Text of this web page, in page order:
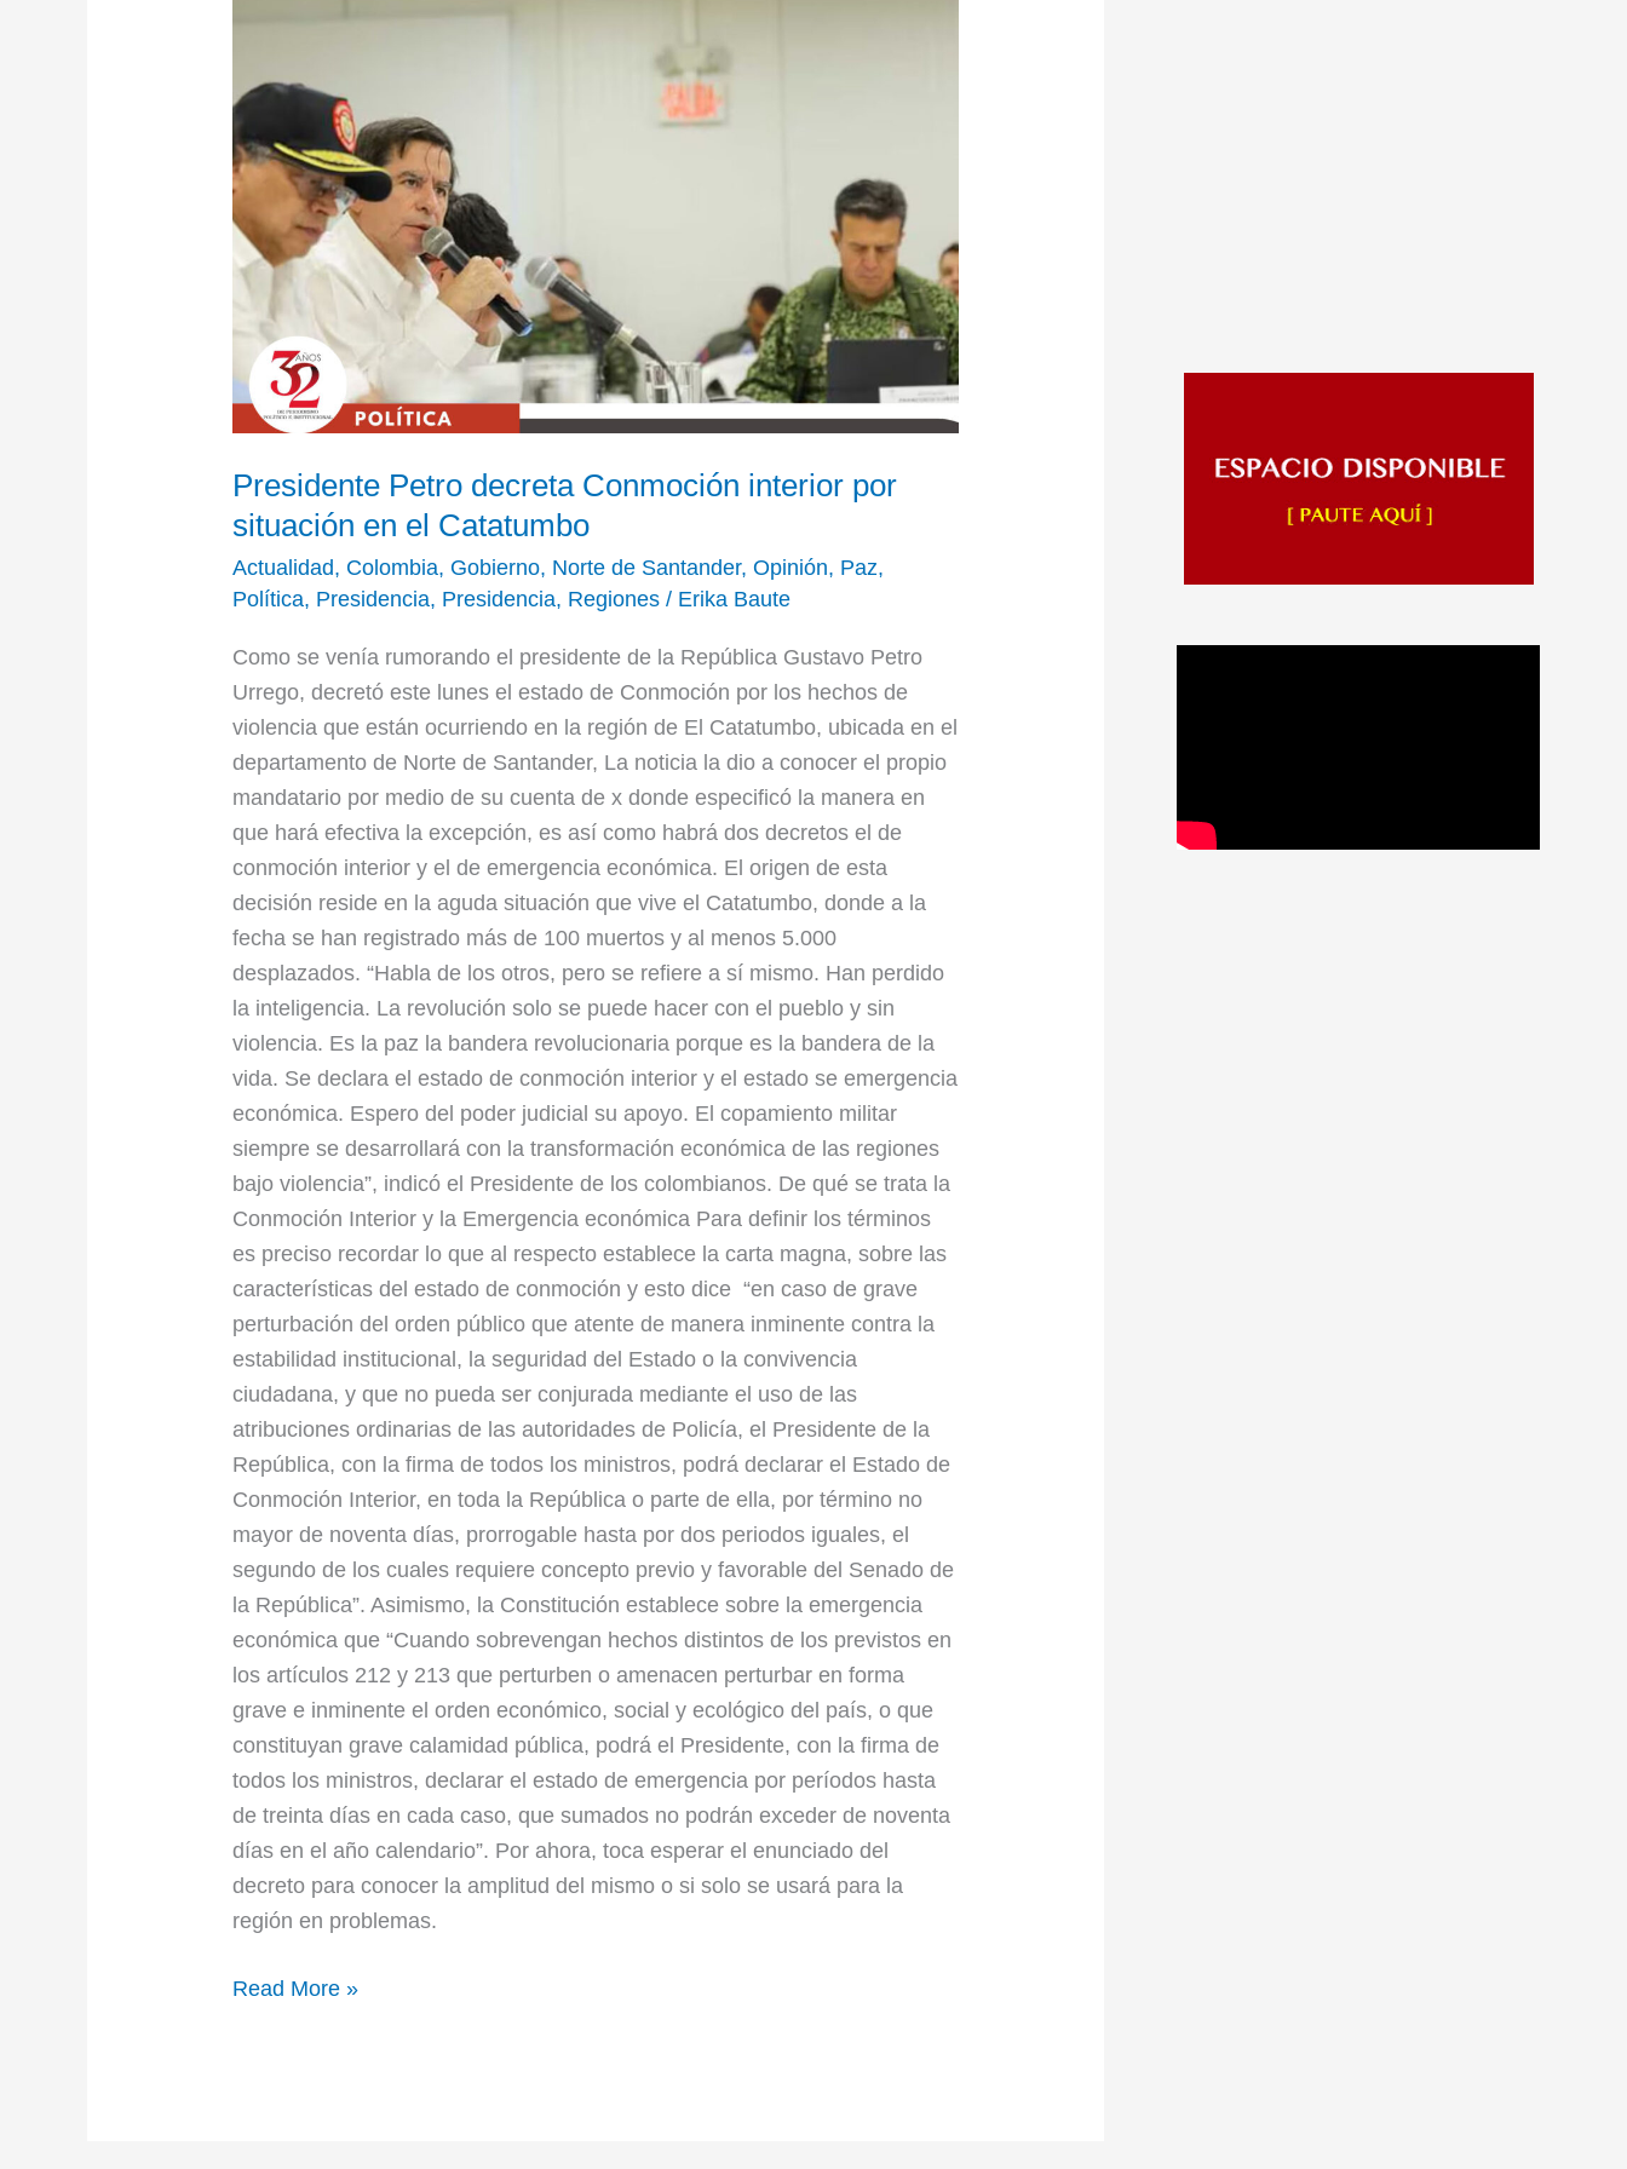
Presidente Petro decreta Conmoción interior por
situación en el Catatumbo
Actualidad, Colombia, Gobierno, Norte de Santander,Opinión, Paz,
Política, Presidencia, Presidencia, Regiones / Erika Baute
Como se venía rumorando el presidente de la República Gustavo Petro
Urrego, decretó este lunes el estado de Conmoción por los hechos de
violencia que están ocurriendo en la región de El Catatumbo, ubicada en el
departamento de Norte de Santander, La noticia la dio a conocer el propio
mandatario por medio de su cuenta de x donde especificó la manera en
que hará efectiva la excepción, es así como habrá dos decretos el de
conmoción interior y el de emergencia económica. El origen de esta
decisión reside en la aguda situación que vive el Catatumbo, donde a la
fecha se han registrado más de 100 muertos y al menos 5.000
desplazados. “Habla de los otros, pero se refiere a sí mismo. Han perdido
la inteligencia. La revolución solo se puede hacer con el pueblo y sin
violencia. Es la paz la bandera revolucionaria porque es la bandera de la
vida. Se declara el estado de conmoción interior y el estado se emergencia
económica. Espero del poder judicial su apoyo. El copamiento militar
siempre se desarrollará con la transformación económica de las regiones
bajo violencia”, indicó el Presidente de los colombianos. De qué se trata la
Conmoción Interior y la Emergencia económica Para definir los términos
es preciso recordar lo que al respecto establece la carta magna, sobre las
características del estado de conmoción y esto dice “en caso de grave
perturbación del orden público que atente de manera inminente contra la
estabilidad institucional, la seguridad del Estado o la convivencia
ciudadana, y que no pueda ser conjurada mediante el uso de las
atribuciones ordinarias de las autoridades de Policía, el Presidente de la
República, con la firma de todos los ministros, podrá declarar el Estado de
Conmoción Interior, en toda la República o parte de ella, por término no
mayor de noventa días, prorrogable hasta por dos periodos iguales, el
segundo de los cuales requiere concepto previo y favorable del Senado de
la República”. Asimismo, la Constitución establece sobre la emergencia
económica que “Cuando sobrevengan hechos distintos de los previstos en
los artículos 212 y 213 que perturben o amenacen perturbar en forma
grave e inminente el orden económico, social y ecológico del país, o que
constituyan grave calamidad pública, podrá el Presidente, con la firma de
todos los ministros, declarar el estado de emergencia por períodos hasta
de treinta días en cada caso, que sumados no podrán exceder de noventa
días en el año calendario”. Por ahora, toca esperar el enunciado del
decreto para conocer la amplitud del mismo o si solo se usará para la
región en problemas.
el
Catatumbo
Read More »